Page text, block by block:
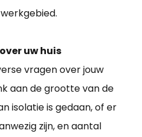
uw huis
vragen over jouw
aan de grootte van de
isolatie is gedaan, of er
zijn, en aantal